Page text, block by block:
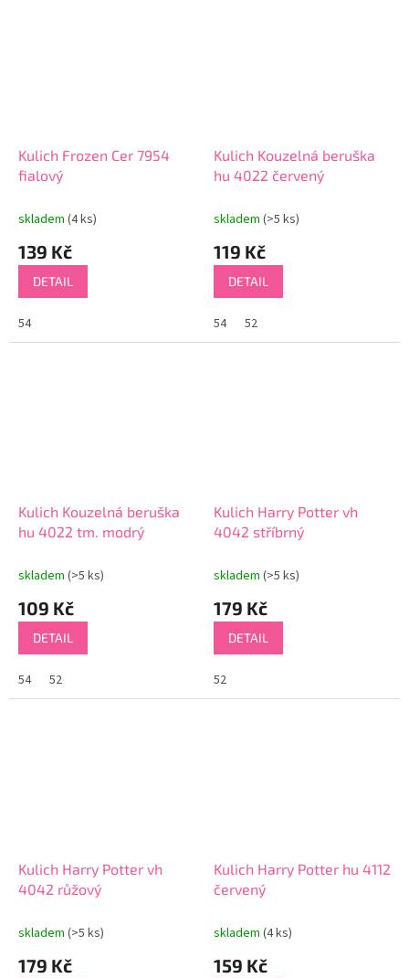
Kulich Frozen Cer 7954
fialový
skladem (4 ks)
139 Kč
DETAIL
54
Kulich Kouzelná beruška
hu 4022 červený
skladem (>5 ks)
119 Kč
DETAIL
54 52
Kulich Kouzelná beruška
hu 4022 tm. modrý
skladem (>5 ks)
109 Kč
DETAIL
54 52
Kulich Harry Potter vh
4042 stříbrný
skladem (>5 ks)
179 Kč
DETAIL
52
Kulich Harry Potter vh
4042 růžový
skladem (>5 ks)
179 Kč
Kulich Harry Potter hu 4112
červený
skladem (4 ks)
159 Kč